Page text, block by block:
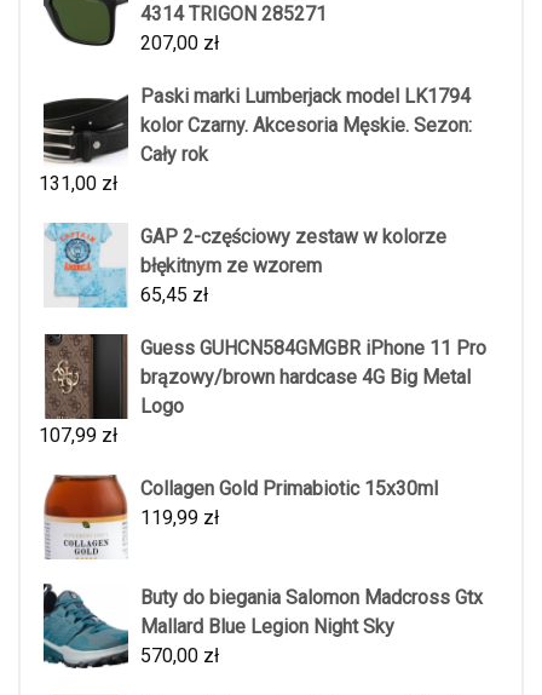
4314 TRIGON 285271
207,00 zł
Paski marki Lumberjack model LK1794
kolor Czarny. Akcesoria Męskie. Sezon:
Cały rok
131,00 zł
GAP 2-częściowy zestaw w kolorze
błękitnym ze wzorem
65,45 zł
Guess GUHCN584GMGBR iPhone 11 Pro
brązowy/brown hardcase 4G Big Metal
Logo
107,99 zł
Collagen Gold Primabiotic 15x30ml
119,99 zł
Buty do biegania Salomon Madcross Gtx
Mallard Blue Legion Night Sky
570,00 zł